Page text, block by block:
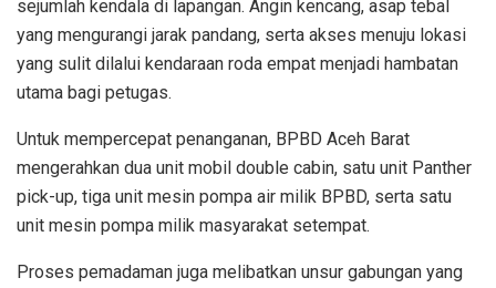
sejumlah kendala di lapangan. Angin kencang, asap tebal
yang mengurangi jarak pandang, serta akses menuju lokasi
yang sulit dilalui kendaraan roda empat menjadi hambatan
utama bagi petugas.
Untuk mempercepat penanganan, BPBD Aceh Barat
mengerahkan dua unit mobil double cabin, satu unit Panther
pick-up, tiga unit mesin pompa air milik BPBD, serta satu
unit mesin pompa milik masyarakat setempat.
Proses pemadaman juga melibatkan unsur gabungan yang